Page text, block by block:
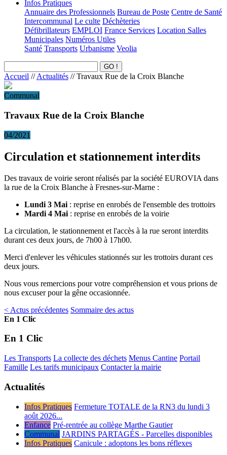
Infos Pratiques
Annuaire des Professionnels Bureau de Poste Centre de Santé
Intercommunal Le culte Déchèteries
Défibrillateurs EMPLOI France Services Location Salles
Municipales Numéros Utiles
Santé Transports Urbanisme Veolia
Accueil //Actualités // Travaux Rue de la Croix Blanche
Communal
Travaux Rue de la Croix Blanche
04/2021
Circulation et stationnement interdits
Des travaux de voirie seront réalisés par la société EUROVIA dans
la rue de la Croix Blanche à Fresnes-sur-Marne :
Lundi 3 Mai : reprise en enrobés de l'ensemble des trottoirs
Mardi 4 Mai : reprise en enrobés de la voirie
La circulation, le stationnement et l'accès à la rue seront interdits
durant ces deux jours, de 7h00 à 17h00.
Merci d'enlever les véhicules stationnés sur les trottoirs durant ces
deux jours.
Nous vous remercions pour votre compréhension et vous prions de
nous excuser pour la gêne occasionnée.
< Actus précédentes Sommaire des actus
En 1 Clic
En 1 Clic
Les Transports La collecte des déchets Menus Cantine Portail
Famille Les tarifs municipaux Contacter la mairie
Actualités
Infos Pratiques Fermeture TOTALE de la RN3 du lundi 3
août 2026...
Enfance Pré-rentrée au collège Marthe Gautier
Communal JARDINS PARTAGÉS - Parcelles disponibles
Infos Pratiques Canicule : adoptons les bons réflexes